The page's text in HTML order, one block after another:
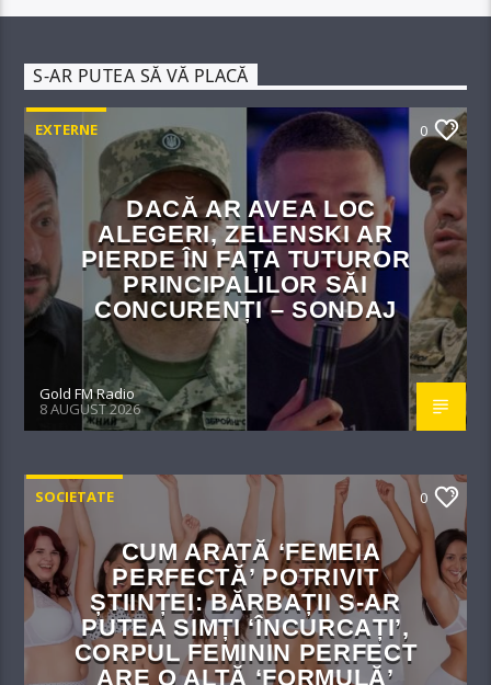
S-AR PUTEA SĂ VĂ PLACĂ
EXTERNE 0
DACĂ AR AVEA LOC
ALEGERI, ZELENSKI AR
PIERDE ÎN FAȚA TUTUROR
PRINCIPALILOR SĂI
CONCURENȚI – SONDAJ
Gold FM Radio
8 AUGUST 2026
SOCIETATE 0
CUM ARATĂ ‘FEMEIA
PERFECTĂ’ POTRIVIT
ȘTIINȚEI: BĂRBAȚII S-AR
PUTEA SIMȚI ‘ÎNCURCAȚI’,
CORPUL FEMININ PERFECT
ARE O ALTĂ ‘FORMULĂ’